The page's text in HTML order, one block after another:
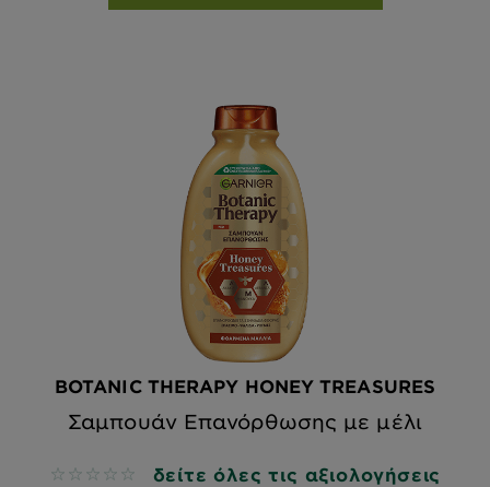
BOTANIC THERAPY HONEY TREASURES
Σαμπουάν Επανόρθωσης με μέλι
No reviews δείτε όλες τις αξιολογήσεις